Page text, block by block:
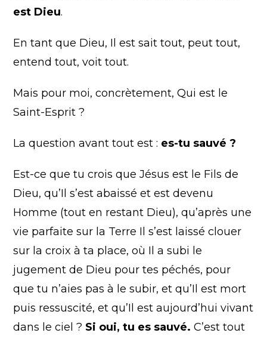
est Dieu.
En tant que Dieu, Il est sait tout, peut tout,
entend tout, voit tout.
Mais pour moi, concrètement, Qui est le
Saint-Esprit ?
La question avant tout est : es-tu sauvé ?
Est-ce que tu crois que Jésus est le Fils de
Dieu, qu’Il s’est abaissé et est devenu
Homme (tout en restant Dieu), qu’après une
vie parfaite sur la Terre Il s’est laissé clouer
sur la croix à ta place, où Il a subi le
jugement de Dieu pour tes péchés, pour
que tu n’aies pas à le subir, et qu’Il est mort
puis ressuscité, et qu’Il est aujourd’hui vivant
dans le ciel ? Si oui, tu es sauvé.C’est tout